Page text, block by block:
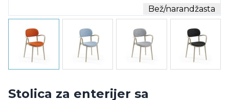
Bež/narandžasta
Stolica za enterijer sa